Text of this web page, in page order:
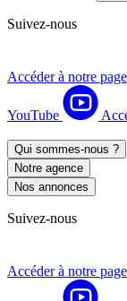
Suivez-nous
Accéder à notre
YouTube
Qui sommes-nous ?
Notre agence
Nos annonces
Suivez-nous
Accéder à notre